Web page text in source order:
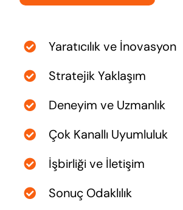
Yaratıcılık ve İnovasyon
Stratejik Yaklaşım
Deneyim ve Uzmanlık
Çok Kanallı Uyumluluk
İşbirliği ve İletişim
Sonuç Odaklılık